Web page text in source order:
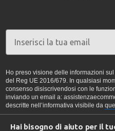
Ho preso visione delle informazioni
del Reg UE 2016/679. In qualsiasi
consenso disiscrivendosi con le
inviando un email a:
descritte nell’informativa visibile da
Hai bisogno di aiuto per il